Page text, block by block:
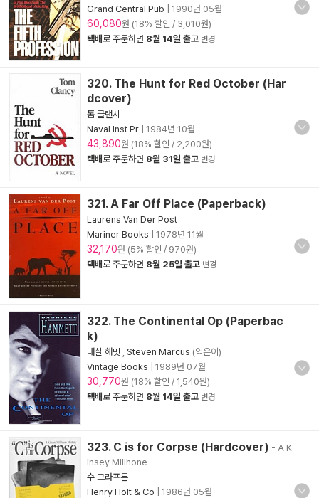
Grand Central Pub
1990년 05월
60,080원 (18% 할인 / 3,010원)
택배로 주문하면 8월 14일 출고 변경
320. The Hunt for Red October (Har
dcover)
톰 클랜시
Naval Inst Pr
1984년 10월
43,890원 (18% 할인 / 2,200원)
택배로 주문하면 8월 31일 출고 변경
321. A Far Off Place (Paperback)
Laurens Van Der Post
Mariner Books
1978년 11월
32,170원 (5% 할인 / 970원)
택배로 주문하면 8월 25일 출고 변경
322. The Continental Op (Paperbac
k)
대실 해밋 Steven Marcus (엮은이)
Vintage Books
1989년 07월
30,770원 (18% 할인 / 1,540원)
택배로 주문하면 8월 14일 출고 변경
323. C is for Corpse (Hardcover) - A K
insey Millhone
수 그라프튼
Henry Holt & Co
1986년 05월